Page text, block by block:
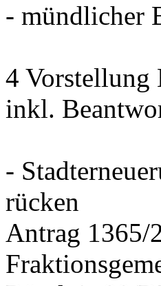
- mündlicher
4 Vorstellung
inkl.
-
rücken
Antrag 1365/